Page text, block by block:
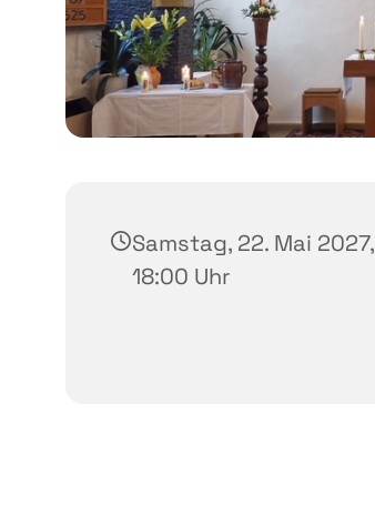
Samstag, 22. Mai 2027,
18:00 Uhr